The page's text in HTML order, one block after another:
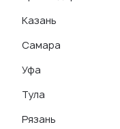
Казань
Самара
Уфа
Тула
Рязань